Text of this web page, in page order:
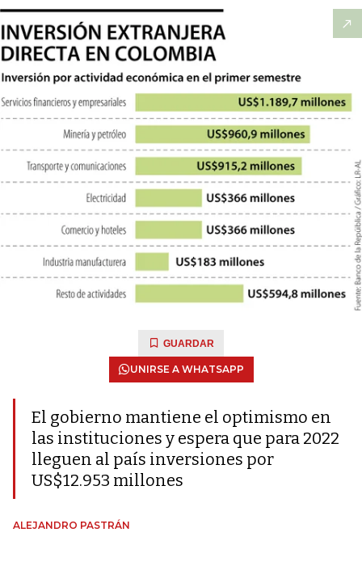
GUARDAR
UNIRSE A WHATSAPP
El gobierno mantiene el optimismo en
las instituciones y espera que para 2022
lleguen al país inversiones por
US$12.953 millones
ALEJANDRO PASTRÁN